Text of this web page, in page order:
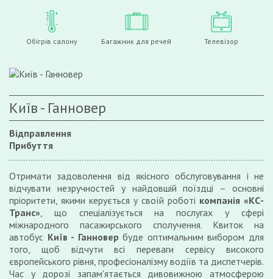
Обігрів салону Багажник для речей Телевізор
Київ - Ганновер
Відправлення
Прибуття
Отримати задоволення від якісного обслуговування і не
відчувати незручностей у найдовшій поїздці – основні
пріоритети, якими керується у своїй роботі компанія «КС-
Транс», що спеціалізується на послугах у сфері
міжнародного пасажирського сполучення. Квиток на
автобус Київ - Ганновербуде оптимальним вибором для
того, щоб відчути всі переваги сервісу високого
європейського рівня, професіоналізму водіїв та диспетчерів.
Час у дорозі запам'ятається дивовижною атмосферою